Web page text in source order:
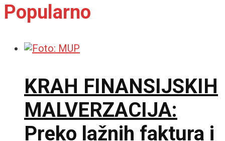
Popularno
KRAH FINANSIJSKIH
MALVERZACIJA:
Preko lažnih faktura i